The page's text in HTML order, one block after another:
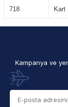
718 Kart
Kampanya ve